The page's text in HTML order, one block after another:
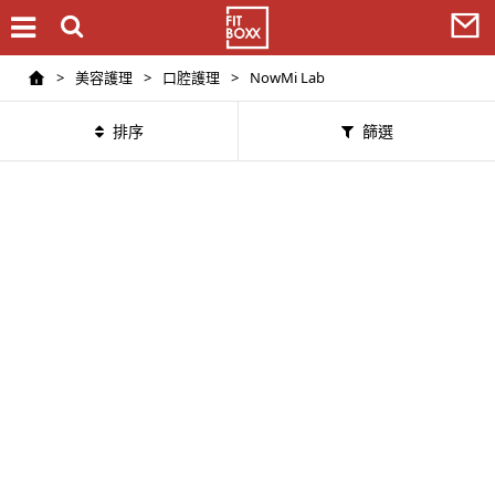
> 美容護理 > 口腔護理 > NowMi Lab
排序 篩選